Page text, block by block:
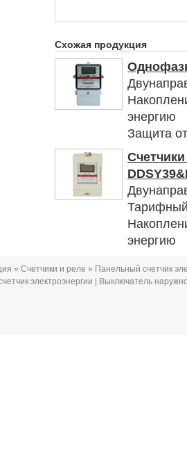
Схожая продукция
энергию
Защита
Тарифный
энергию
» Счетчики и реле » Панельный счетчик
электроэнергии
Выключатель